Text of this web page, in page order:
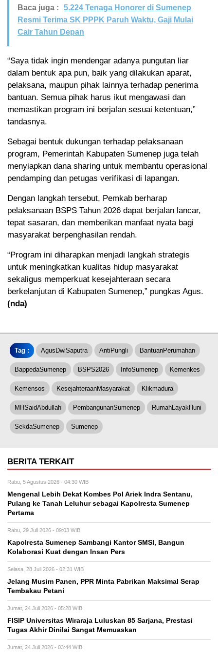
Baca juga :
5.224 Tenaga Honorer di Sumenep
Resmi Terima SK PPPK Paruh Waktu, Gaji Mulai
Cair Tahun Depan
“Saya tidak ingin mendengar adanya pungutan liar
dalam bentuk apa pun, baik yang dilakukan aparat,
pelaksana, maupun pihak lainnya terhadap penerima
bantuan. Semua pihak harus ikut mengawasi dan
memastikan program ini berjalan sesuai ketentuan,”
tandasnya.
Sebagai bentuk dukungan terhadap pelaksanaan
program, Pemerintah Kabupaten Sumenep juga telah
menyiapkan dana sharing untuk membantu operasional
pendamping dan petugas verifikasi di lapangan.
Dengan langkah tersebut, Pemkab berharap
pelaksanaan BSPS Tahun 2026 dapat berjalan lancar,
tepat sasaran, dan memberikan manfaat nyata bagi
masyarakat berpenghasilan rendah.
“Program ini diharapkan menjadi langkah strategis
untuk meningkatkan kualitas hidup masyarakat
sekaligus memperkuat kesejahteraan secara
berkelanjutan di Kabupaten Sumenep,” pungkas Agus.
(nda)
Tag : AgusDwiSaputra AntiPungli BantuanPerumahan
BappedaSumenep BSPS2026 InfoSumenep Kemenkes
Kemensos KesejahteraanMasyarakat Klikmadura
MHSaidAbdullah PembangunanSumenep RumahLayakHuni
SekdaSumenep Sumenep
BERITA TERKAIT
Rabu, 5 Agustus 2026 - 04:30 WIB
Mengenal Lebih Dekat Kombes Pol Ariek Indra Sentanu,
Pulang ke Tanah Leluhur sebagai Kapolresta Sumenep
Pertama
Rabu, 29 Juli 2026 - 09:03 WIB
Kapolresta Sumenep Sambangi Kantor SMSI, Bangun
Kolaborasi Kuat dengan Insan Pers
Selasa, 28 Juli 2026 - 02:31 WIB
Jelang Musim Panen, PPR Minta Pabrikan Maksimal Serap
Tembakau Petani
Jumat, 24 Juli 2026 - 05:28 WIB
FISIP Universitas Wiraraja Luluskan 85 Sarjana, Prestasi
Tugas Akhir Dinilai Sangat Memuaskan
Jumat, 24 Juli 2026 - 03:44 WIB